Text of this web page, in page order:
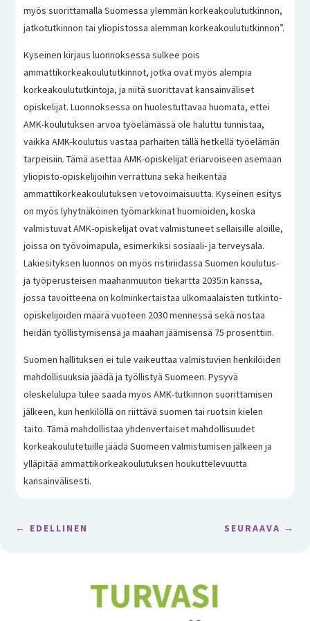
myös suorittamalla Suomessa ylemmän korkeakoulututkinnon,
jatkotutkinnon tai yliopistossa alemman korkeakoulututkinnon”.
Kyseinen kirjaus luonnoksessa sulkee pois
ammattikorkeakoulututkinnot, jotka ovat myös alempia
korkeakoulututkintoja, ja niitä suorittavat kansainväliset
opiskelijat. Luonnoksessa on huolestuttavaa huomata, ettei
AMK-koulutuksen arvoa työelämässä ole haluttu tunnistaa,
vaikka AMK-koulutus vastaa parhaiten tällä hetkellä työelämän
tarpeisiin. Tämä asettaa AMK-opiskelijat eriarvoiseen asemaan
yliopisto-opiskelijoihin verrattuna sekä heikentää
ammattikorkeakoulutuksen vetovoimaisuutta. Kyseinen esitys
on myös lyhytnäköinen työmarkkinat huomioiden, koska
valmistuvat AMK-opiskelijat ovat valmistuneet sellaisille aloille,
joissa on työvoimapula, esimerkiksi sosiaali- ja terveysala.
Lakiesityksen luonnos on myös ristiriidassa Suomen koulutus-
ja työperusteisen maahanmuuton tiekartta 2035:n kanssa,
jossa tavoitteena on kolminkertaistaa ulkomaalaisten tutkinto-
opiskelijoiden määrä vuoteen 2030 mennessä sekä nostaa
heidän työllistymisensä ja maahan jäämisensä 75 prosenttiin.
Suomen hallituksen ei tule vaikeuttaa valmistuvien henkilöiden
mahdollisuuksia jäädä ja työllistyä Suomeen. Pysyvä
oleskelulupa tulee saada myös AMK-tutkinnon suorittamisen
jälkeen, kun henkilöllä on riittävä suomen tai ruotsin kielen
taito. Tämä mahdollistaa yhdenvertaiset mahdollisuudet
korkeakoulutetuille jäädä Suomeen valmistumisen jälkeen ja
ylläpitää ammattikorkeakoulutuksen houkuttelevuutta
kansainvälisesti.
← EDELLINEN SEURAAVA →